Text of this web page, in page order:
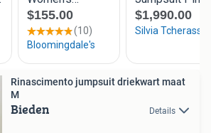
Rinascimento jumpsuit driekwart maat
M
Bieden Details